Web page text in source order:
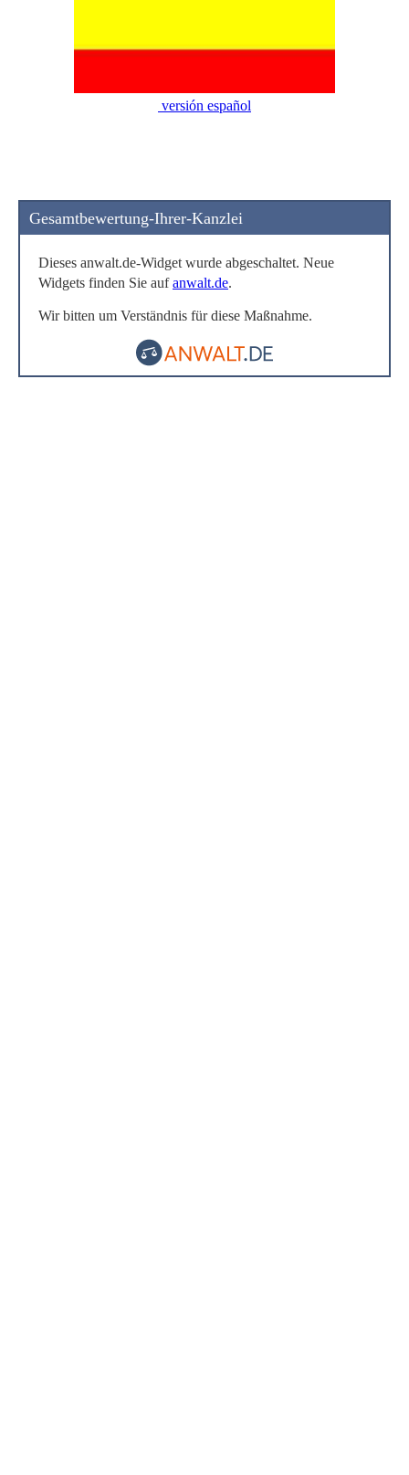
versión español